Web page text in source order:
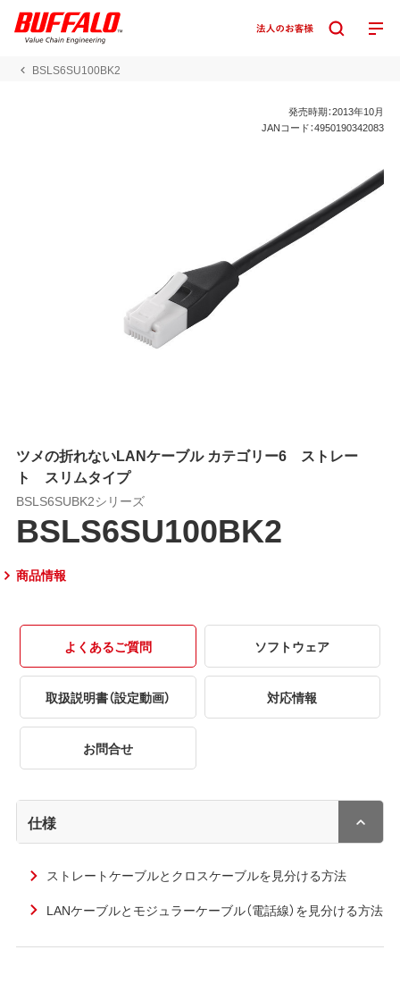
BSLS6SU100BK2
発売時期：2013年10月
JANコード：4950190342083
ツメの折れないLANケーブル カテゴリー6 ストレー
ト スリムタイプ
BSLS6SUBK2シリーズ
BSLS6SU100BK2
商品情報
よくあるご質問 ソフトウェア
取扱説明書（設定動画） 対応情報
お問合せ
仕様
ストレートケーブルとクロスケーブルを見分ける方法
LANケーブルとモジュラーケーブル（電話線）を見分ける方法